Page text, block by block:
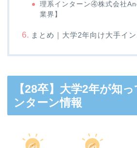
理系インターン④株式会社
業界】
まとめ｜大学2年向け大手イ
【28卒】大学2年が知
ンターン情報